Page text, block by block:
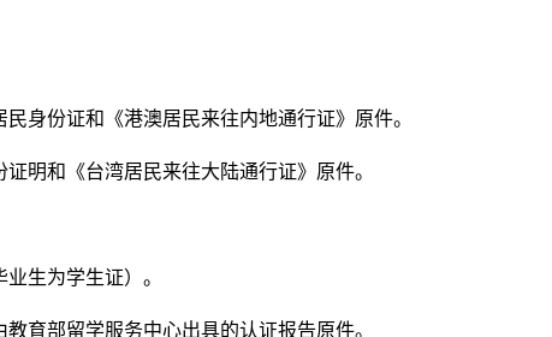
身份证和《港澳居民来往内地通行证》原件。
明和《台湾居民来往大陆通行证》原件。
生为学生证）。
育部留学服务中心出具的认证报告原件。